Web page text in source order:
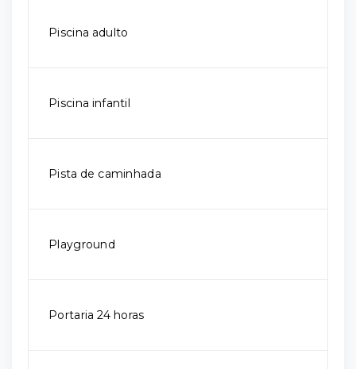
Piscina adulto
Piscina infantil
Pista de caminhada
Playground
Portaria 24 horas